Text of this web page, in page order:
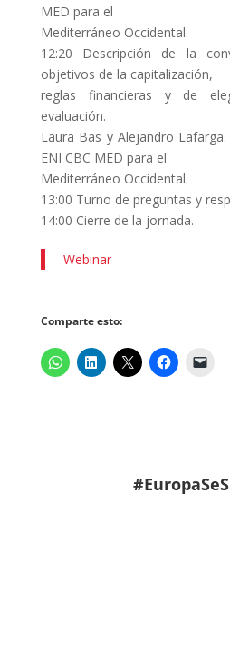
MED para el
Mediterráneo Occidental.
12:20 Descripción de la
objetivos de la capitalización,
reglas financieras y de
evaluación.
Laura Bas y Alejandro
ENI CBC MED para el
Mediterráneo Occidental.
13:00 Turno de preguntas y
14:00 Cierre de la jornada.
Webinar
Comparte esto: